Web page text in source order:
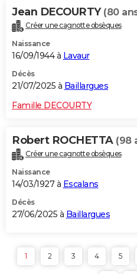
Jean DECOURTY (80
Créer une cagnotte obsèques
Naissance
16/09/1944 à Lavaur
Décès
21/07/2025 à Baillargues
Famille DECOURTY
Robert ROCHETTA (98
Créer une cagnotte obsèques
Naissance
14/03/1927 à Escalans
Décès
27/06/2025 à Baillargues
1 2 3 4 5